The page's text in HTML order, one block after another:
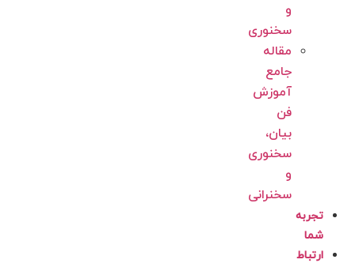
سخنوری
مقاله
جامع
آموزش
فن
بیان،
سخنوری
سخنرانی
تجربه
شما
ارتباط